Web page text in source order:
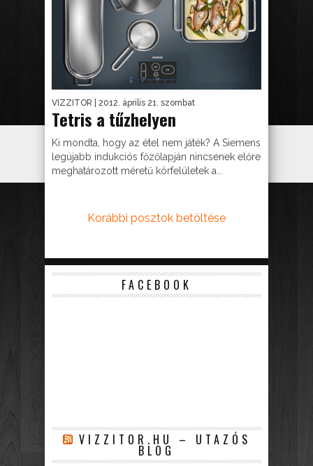
VIZZITOR | 2012. április 21. szombat
Tetris a tűzhelyen
Ki mondta, hogy az étel nem játék? A Siemens
legújabb indukciós főzőlapján nincsenek előre
meghatározott méretű körfelületek a...
Korábbi posztok betöltése
FACEBOOK
VIZZITOR.HU – UTAZÓS
BLOG